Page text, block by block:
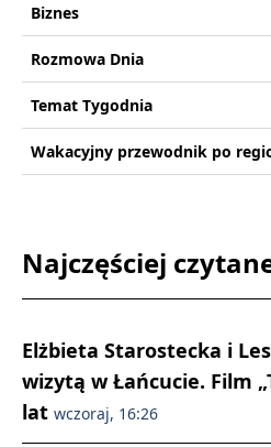
Biznes
Rozmowa Dnia
Temat Tygodnia
Wakacyjny przewodnik po
Najczęściej
Elżbieta Starostecka i
wizytą w Łańcucie. Film
lat wczoraj, 16:26